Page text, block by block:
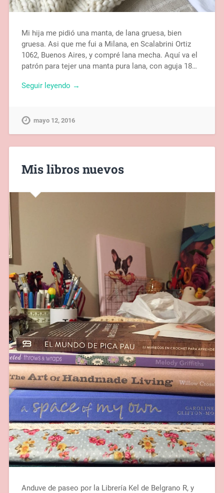
Mi hija me pidió una manta, de lana gruesa, bien
gruesa. Asi que me fui a Milana, en Scalabrini Ortiz
1062, Buenos Aires, y compré lana mecha. Aquí va el
patrón para tejer una manta pura lana, con aguja 18…
Seguir leyendo →
mayo 12, 2016
Mis libros nuevos
Anduve de paseo por la Librería Kel de Belgrano R, y